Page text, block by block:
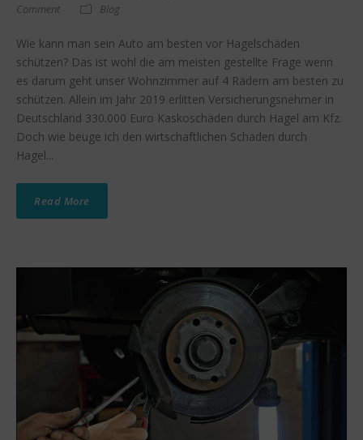
Comment
Blog
Wie kann man sein Auto am besten vor Hagelschäden
schützen? Das ist wohl die am meisten gestellte Frage wenn
es darum geht unser Wohnzimmer auf 4 Rädern am besten zu
schützen. Allein im Jahr 2019 erlitten Versicherungsnehmer in
Deutschland 330.000 Euro Kaskoschäden durch Hagel am Kfz.
Doch wie beuge ich den wirtschaftlichen Schaden durch
Hagel...
Read More